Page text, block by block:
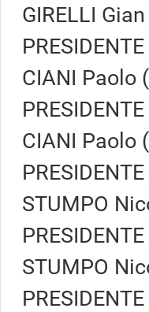
GIRELLI
CIANI Paolo
CIANI Paolo
STUMPO
STUMPO